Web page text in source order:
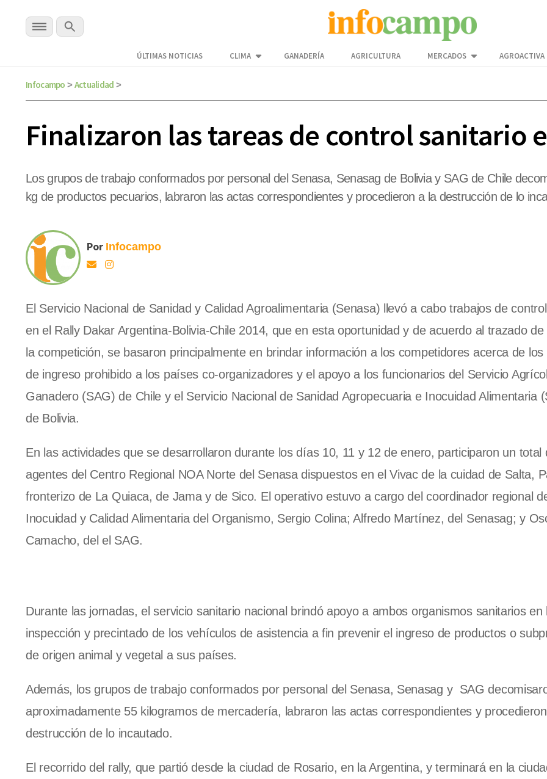
ÚLTIMAS NOTICIAS CLIMA GANADERÍA AGRICULTURA MERCADOS AGROACTIVA
Infocampo > Actualidad >
Finalizaron las tareas de control sanitario
Los grupos de trabajo conformados por personal del Senasa, Senasag de Bolivia y SAG de Chile
kg de productos pecuarios, labraron las actas correspondientes y procedieron a la destrucción de lo
Por Infocampo
El Servicio Nacional de Sanidad y Calidad Agroalimentaria (Senasa) llevó a cabo trabajos de
en el Rally Dakar Argentina-Bolivia-Chile 2014, que en esta oportunidad y de acuerdo al trazado
la competición, se basaron principalmente en brindar información a los competidores acerca de
de ingreso prohibido a los países co-organizadores y el apoyo a los funcionarios del Servicio
Ganadero (SAG) de Chile y el Servicio Nacional de Sanidad Agropecuaria e Inocuidad Alimentaria
de Bolivia.
En las actividades que se desarrollaron durante los días 10, 11 y 12 de enero, participaron un total
agentes del Centro Regional NOA Norte del Senasa dispuestos en el Vivac de la cuidad de Salta,
fronterizo de La Quiaca, de Jama y de Sico. El operativo estuvo a cargo del coordinador regional
Inocuidad y Calidad Alimentaria del Organismo, Sergio Colina; Alfredo Martínez, del Senasag; y
Camacho, del el SAG.
Durante las jornadas, el servicio sanitario nacional brindó apoyo a ambos organismos sanitarios en
inspección y precintado de los vehículos de asistencia a fin prevenir el ingreso de productos o
de origen animal y vegetal a sus países.
Además, los grupos de trabajo conformados por personal del Senasa, Senasag y SAG
aproximadamente 55 kilogramos de mercadería, labraron las actas correspondientes y
destrucción de lo incautado.
El recorrido del rally, que partió desde la ciudad de Rosario, en la Argentina, y terminará en la